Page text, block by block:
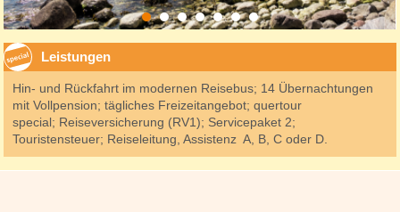
Leistungen
Hin- und Rückfahrt im modernen Reisebus; 14 Übernachtungen
mit Vollpension; tägliches Freizeitangebot; quertour
special; Reiseversicherung (RV1); Servicepaket 2;
Touristensteuer; Reiseleitung, Assistenz A, B, C oder D